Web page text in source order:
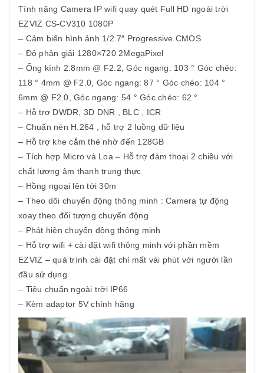
Tính năng Camera IP wifi quay quét Full HD ngoài trời
EZVIZ CS-CV310 1080P
– Cảm biến hình ảnh 1/2.7″ Progressive CMOS
– Độ phân giải 1280×720 2MegaPixel
– Ống kính 2.8mm @ F2.2, Góc ngang: 103 ° Góc chéo:
118 ° 4mm @ F2.0, Góc ngang: 87 ° Góc chéo: 104 °
6mm @ F2.0, Góc ngang: 54 ° Góc chéo: 62 °
– Hỗ trơ DWDR, 3D DNR , BLC , ICR
– Chuấn nén H.264 , hỗ trợ 2 luồng dữ liệu
– Hỗ trợ khe cắm thẻ nhớ đến 128GB
– Tích hợp Micro và Loa – Hỗ trợ đàm thoại 2 chiều với
chất lượng âm thanh trung thực
– Hồng ngoại lên tới 30m
– Theo dõi chuyển động thông minh : Camera tự động
xoay theo đối tượng chuyển động
– Phát hiện chuyển động thông minh
– Hỗ trợ wifi + cài đặt wifi thông minh với phần mềm
EZVIZ – quá trình cài đặt chỉ mất vài phút với người lần
đầu sử dụng
– Tiêu chuẩn ngoài trời IP66
– Kèm adaptor 5V chính hãng